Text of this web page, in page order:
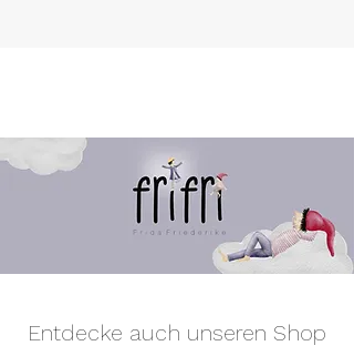
Entdecke auch unseren Shop